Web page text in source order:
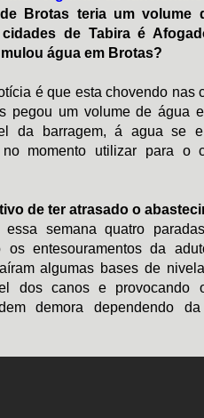
Brotas teria um volume
de Tabira é
água em Brotas?
é que esta chovendo nas
pegou um volume de água
da barragem, á agua se
no momento utilizar para o
de ter atrasado o
essa semana quatro
os entesouramentos da
algumas bases de
dos canos e provocando
demora dependendo